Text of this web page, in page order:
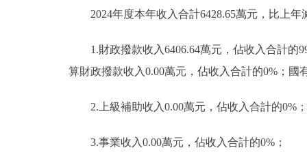
2024年度本年收入合計6428.65萬元，比上年
1.財政撥款收入6406.64萬元，佔收入合計的
算財政撥款收入0.00萬元，佔收入合計的0%；
2.上級補助收入0.00萬元，佔收入合計的0%；
3.事業收入0.00萬元，佔收入合計的0%；